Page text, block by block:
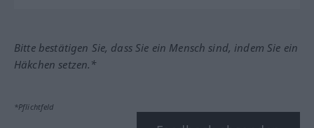
Bitte bestätigen Sie, dass Sie ein Mensch sind, indem Sie ein
Häkchen setzen.*
*Pflichtfeld